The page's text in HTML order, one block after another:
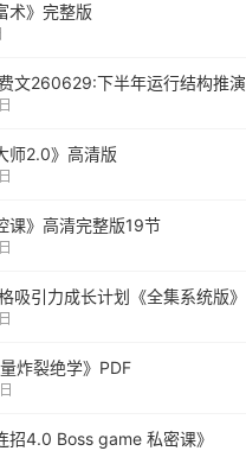
术》完整版
文260629:下半年运行结构推演
师2.0》高清版
课》高清完整版19节
吸引力成长计划《全集系统版》
《1000‮能条‬‎量‮裂炸‬‎绝学》PDF
招4.0 Boss game 私密课》